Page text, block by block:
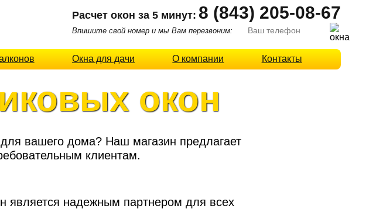
Расчет окон за 5 минут: 8 (843) 205-08-67
Впишите свой номер и мы Вам перезвоним:
Окна для дачи О компании Контакты
окон
вашего дома? Наш магазин предлагает
клиентам.
является надежным партнером для всех